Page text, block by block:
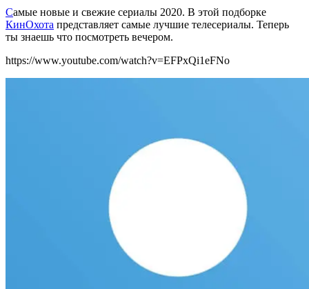
Самые новые и свежие сериалы 2020. В этой подборке
КинОхота представляет самые лучшие телесериалы. Теперь
ты знаешь что посмотреть вечером.
https://www.youtube.com/watch?v=EFPxQi1eFNo